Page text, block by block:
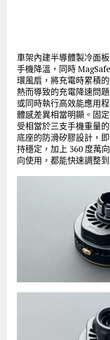
車架內建半導體製冷面
手機降溫，同時
環風扇，將充電時累積
熱而導致的充電降速問
或同時執行高效能應用
體感差異相當明顯。固
受相當於三支手機重量
底座的防滑矽膠設計，
持穩定，加上 360 度萬
向使用，都能快速調整